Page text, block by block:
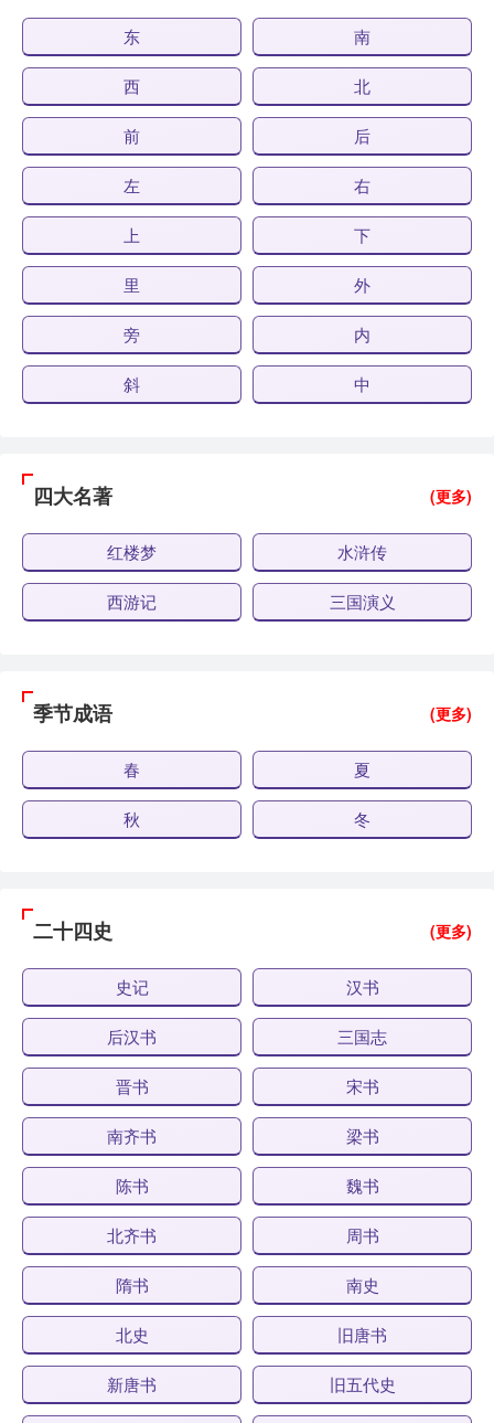
东 南
西 北
前 后
左 右
上 下
里 外
旁 内
斜 中
四大名著 (更多)
红楼梦 水浒传
西游记 三国演义
季节成语 (更多)
春 夏
秋 冬
二十四史 (更多)
史记 汉书
后汉书 三国志
晋书 宋书
南齐书 梁书
陈书 魏书
北齐书 周书
隋书 南史
北史 旧唐书
新唐书 旧五代史